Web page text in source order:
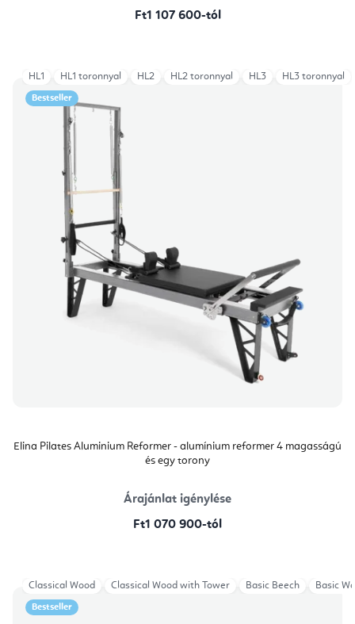
Ft1 107 600-tól
Bestseller
Elina Pilates Aluminium Reformer - alumínium reformer 4 magasságú
és egy torony
Árajánlat igénylése
Ft1 070 900-tól
HL1 HL1 toronnyal HL2 HL2 toronnyal HL3 HL3 toronnyal
Bestseller
Classical Wood Classical Wood with Tower Basic Beech Basic